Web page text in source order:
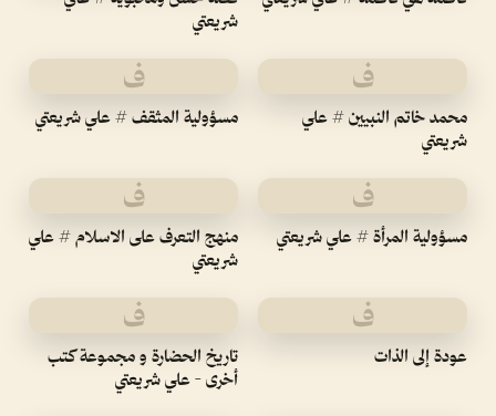
شريعتي
ف
محمد خاتم النبيين # علي
شريعتي
ف
مسؤولية المثقف # علي شريعتي
ف
مسؤولية المرأة # علي شريعتي
ف
منهج التعرف على الاسلام # علي
شريعتي
ف
عودة إلى الذات
ف
تاريخ الحضارة و مجموعة كتب
أخرى - علي شريعتي